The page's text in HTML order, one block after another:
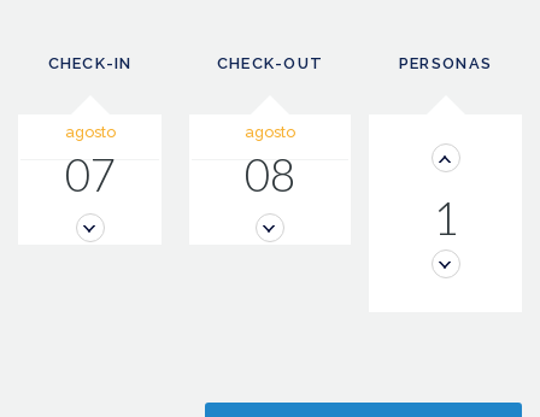
CHECK-IN
agosto
07
CHECK-OUT
agosto
08
PERSONAS
1